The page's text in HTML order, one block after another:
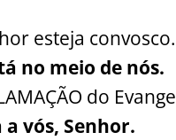
esteja convosco.
no meio de nós.
do
vós, Senhor.